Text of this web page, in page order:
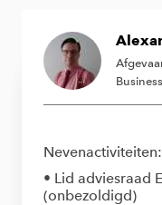
Business
Nevenactiviteiten:
• Lid adviesraad
(onbezoldigd)